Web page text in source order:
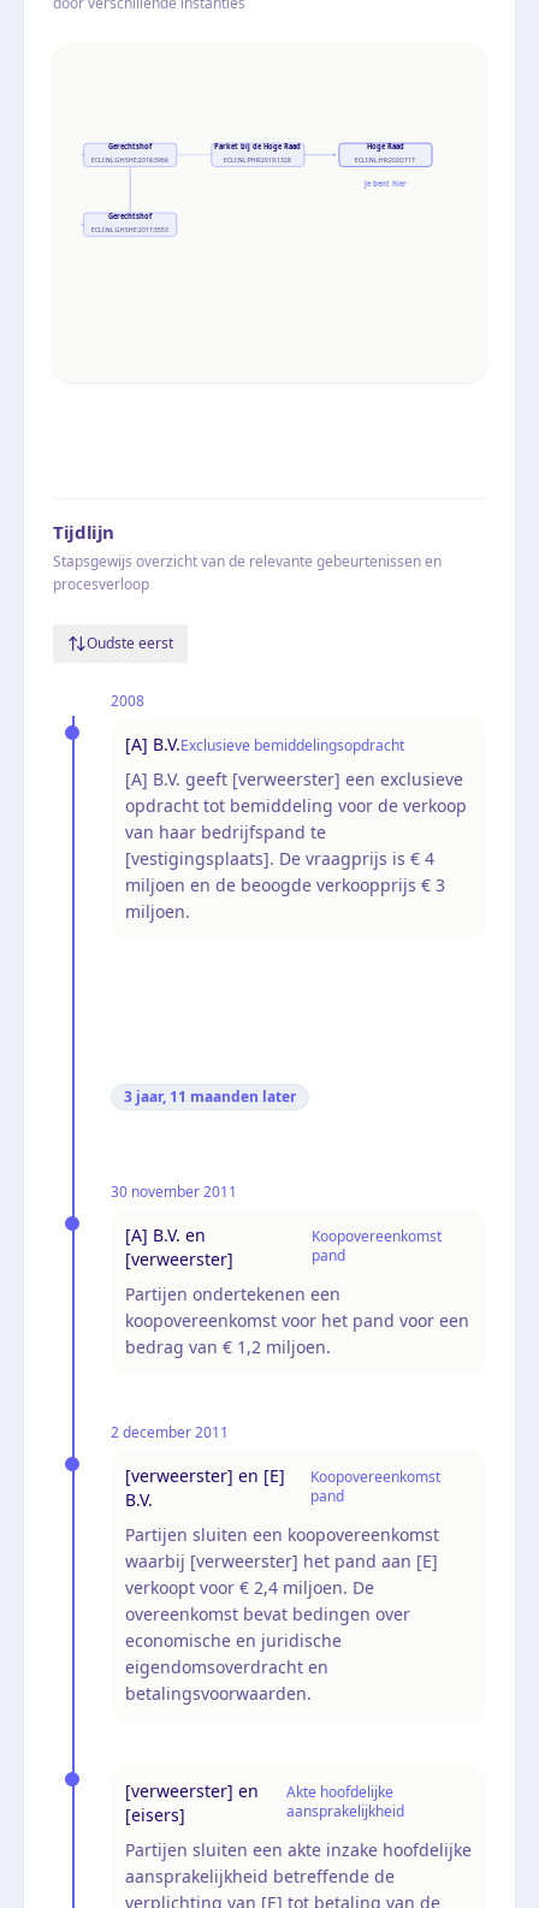
Gerechtshof
ECLI:NL:GHSHE:2018:3966
Gerechtshof
ECLI:NL:GHSHE:2017:3553
Parket bij de Hoge Raad
ECLI:NL:PHR:2019:1328
Hoge Raad
ECLI:NL:HR:2020:717
Je bent hier
Tijdlijn
Stapsgewijs overzicht van de relevante gebeurtenissen en
procesverloop
Oudste eerst
2008
[A] B.V.Exclusieve bemiddelingsopdracht
[A] B.V. geeft [verweerster] een exclusieve
opdracht tot bemiddeling voor de verkoop
van haar bedrijfspand te
[vestigingsplaats]. De vraagprijs is € 4
miljoen en de beoogde verkoopprijs € 3
miljoen.
3 jaar, 11 maanden later
30 november 2011
[A] B.V. en
[verweerster]
Koopovereenkomst
pand
Partijen ondertekenen een
koopovereenkomst voor het pand voor een
bedrag van € 1,2 miljoen.
2 december 2011
[verweerster] en [E]
B.V.
Koopovereenkomst
pand
Partijen sluiten een koopovereenkomst
waarbij [verweerster] het pand aan [E]
verkoopt voor € 2,4 miljoen. De
overeenkomst bevat bedingen over
economische en juridische
eigendomsoverdracht en
betalingsvoorwaarden.
[verweerster] en
[eisers]
Akte hoofdelijke
aansprakelijkheid
Partijen sluiten een akte inzake hoofdelijke
aansprakelijkheid betreffende de
verplichting van [E] tot betaling van de